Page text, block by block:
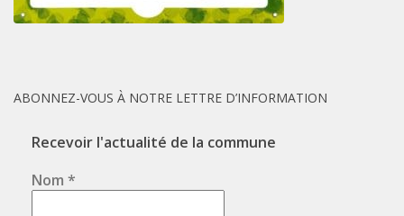
ABONNEZ-VOUS À NOTRE LETTRE D’INFORMATION
Recevoir l'actualité de la commune
Nom *